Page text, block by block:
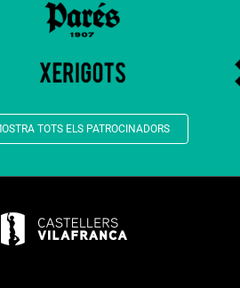
TOTS ELS PATROCINADORS